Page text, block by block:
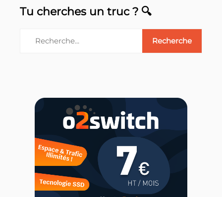
Tu cherches un truc ? 🔍